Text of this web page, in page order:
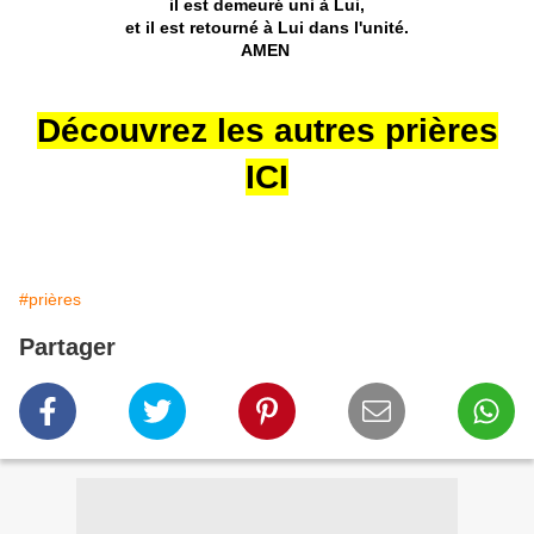
il est demeuré uni à Lui,
et il est retourné à Lui dans l'unité.
AMEN
Découvrez les autres prières
ICI
#prières
Partager